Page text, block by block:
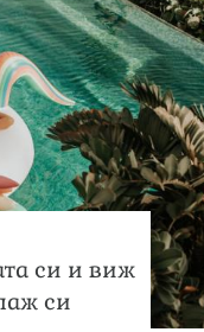
си и виж
си